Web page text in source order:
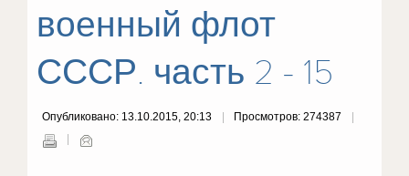
военный флот
СССР. часть 2 - 15
Опубликовано: 13.10.2015, 20:13 Просмотров: 274387